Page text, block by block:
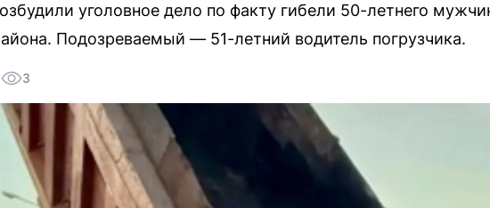
уголовное дело по факту гибели 50-летнего
Подозреваемый — 51-летний водитель погрузчика.
3